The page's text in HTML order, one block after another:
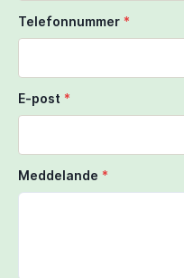
Telefonnummer *
E-post *
Meddelande *